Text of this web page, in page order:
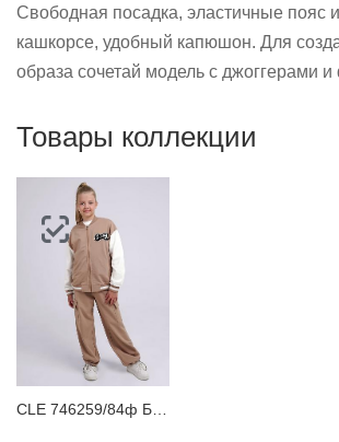
Свободная посадка, эластичные пояс
кашкорсе, удобный капюшон. Для
образа сочетай модель с джоггерами и
Товары коллекции